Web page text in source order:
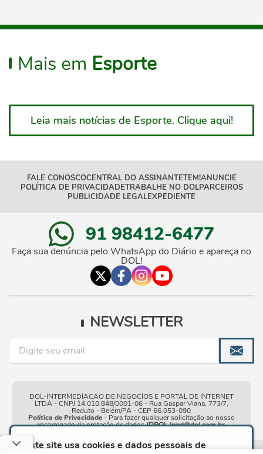
Este site usa cookies e dados pessoais de
Mais em Esporte
Leia mais notícias de Esporte. Clique aqui!
FALE CONOSCOCENTRAL DO ASSINANTETEM!ANUNCIE
POLÍTICA DE PRIVACIDADETRABALHE NO DOLPARCEIROS
PUBLICIDADE LEGALEXPEDIENTE
91 98412-6477
Faça sua denúncia pelo WhatsApp do Diário e apareça no
DOL!
NEWSLETTER
DOL-INTERMEDIACAO DE NEGOCIOS E PORTAL DE INTERNET
LTDA - CNPJ 14.010.848/0001-06 - Rua Gaspar Viana, 773/7,
Reduto - Belém/PA - CEP 66.053-090
Política de Privacidade- Para fazer qualquer solicitação ao nosso
encarregado de proteção de dados(DPO):lgpd@dol.com.br.